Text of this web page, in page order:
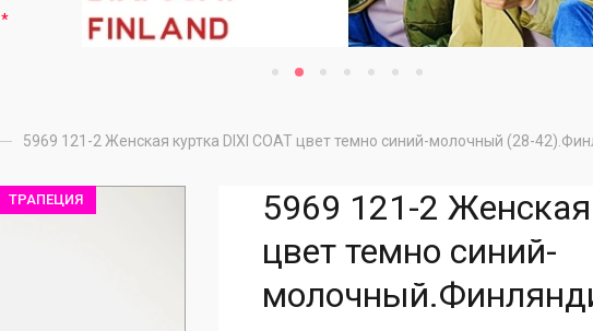
*
5969 121-2 Женская куртка DIXI COAT цвет темно синий-молочный (28-
ТРАПЕЦИЯ
5969 121-2 Женская
цвет темно синий-